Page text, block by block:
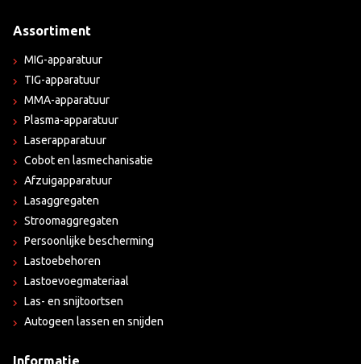
Assortiment
MIG-apparatuur
TIG-apparatuur
MMA-apparatuur
Plasma-apparatuur
Laserapparatuur
Cobot en lasmechanisatie
Afzuigapparatuur
Lasaggregaten
Stroomaggregaten
Persoonlijke bescherming
Lastoebehoren
Lastoevoegmateriaal
Las- en snijtoortsen
Autogeen lassen en snijden
Informatie